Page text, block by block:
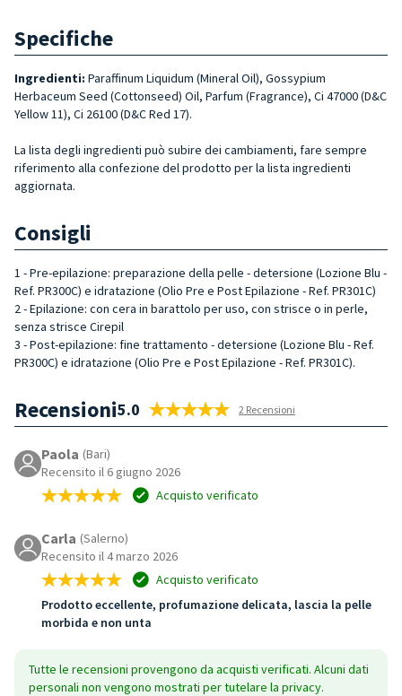
Specifiche
Ingredienti: Paraffinum Liquidum (Mineral Oil), Gossypium
Herbaceum Seed (Cottonseed) Oil, Parfum (Fragrance), Ci 47000 (D&C
Yellow 11), Ci 26100 (D&C Red 17).
La lista degli ingredienti può subire dei cambiamenti, fare sempre
riferimento alla confezione del prodotto per la lista ingredienti
aggiornata.
Consigli
1 - Pre-epilazione: preparazione della pelle - detersione (Lozione Blu -
Ref. PR300C) e idratazione (Olio Pre e Post Epilazione - Ref. PR301C)
2 - Epilazione: con cera in barattolo per uso, con strisce o in perle,
senza strisce Cirepil
3 - Post-epilazione: fine trattamento - detersione (Lozione Blu - Ref.
PR300C) e idratazione (Olio Pre e Post Epilazione - Ref. PR301C).
Recensioni5.0 2 Recensioni
Paola (Bari)
Recensito il 6 giugno 2026
Acquisto verificato
Carla (Salerno)
Recensito il 4 marzo 2026
Acquisto verificato
Prodotto eccellente, profumazione delicata, lascia la pelle
morbida e non unta
Tutte le recensioni provengono da acquisti verificati. Alcuni dati
personali non vengono mostrati per tutelare la privacy.